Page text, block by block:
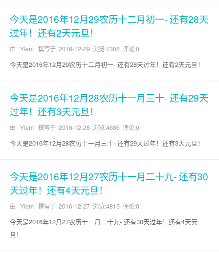
今天是2016年12月29农历十二月初一- 还有28天
过年！还有2天元旦！
由 YIem 撰写于 2016-12-29 浏览:7308 评论:0
今天是2016年12月29农历十二月初一- 还有28天过年！还有2天元旦！
今天是2016年12月28农历十一月三十- 还有29天
过年！还有3天元旦！
由 YIem 撰写于 2016-12-28 浏览:4686 评论:0
今天是2016年12月28农历十一月三十- 还有29天过年！还有3天元旦！
今天是2016年12月27农历十一月二十九- 还有30
天过年！还有4天元旦！
由 YIem 撰写于 2016-12-27 浏览:4815 评论:0
今天是2016年12月27农历十一月二十九- 还有30天过年！还有4天元
旦！